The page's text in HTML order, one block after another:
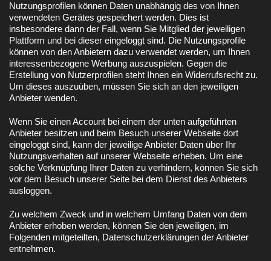
Nutzungsprofilen können Daten unabhängig des von Ihnen
verwendeten Gerätes gespeichert werden. Dies ist
insbesondere dann der Fall, wenn Sie Mitglied der jeweiligen
Plattform und bei dieser eingeloggt sind. Die Nutzungsprofile
können von den Anbietern dazu verwendet werden, um Ihnen
interessenbezogene Werbung auszuspielen. Gegen die
Erstellung von Nutzerprofilen steht Ihnen ein Widerrufsrecht zu.
Um dieses auszuüben, müssen Sie sich an den jeweiligen
Anbieter wenden.
Wenn Sie einen Account bei einem der unten aufgeführten
Anbieter besitzen und beim Besuch unserer Webseite dort
eingeloggt sind, kann der jeweilige Anbieter Daten über Ihr
Nutzungsverhalten auf unserer Webseite erheben. Um eine
solche Verknüpfung Ihrer Daten zu verhindern, können Sie sich
vor dem Besuch unserer Seite bei dem Dienst des Anbieters
ausloggen.
Zu welchem Zweck und in welchem Umfang Daten von dem
Anbieter erhoben werden, können Sie den jeweiligen, im
Folgenden mitgeteilten, Datenschutzerklärungen der Anbieter
entnehmen.